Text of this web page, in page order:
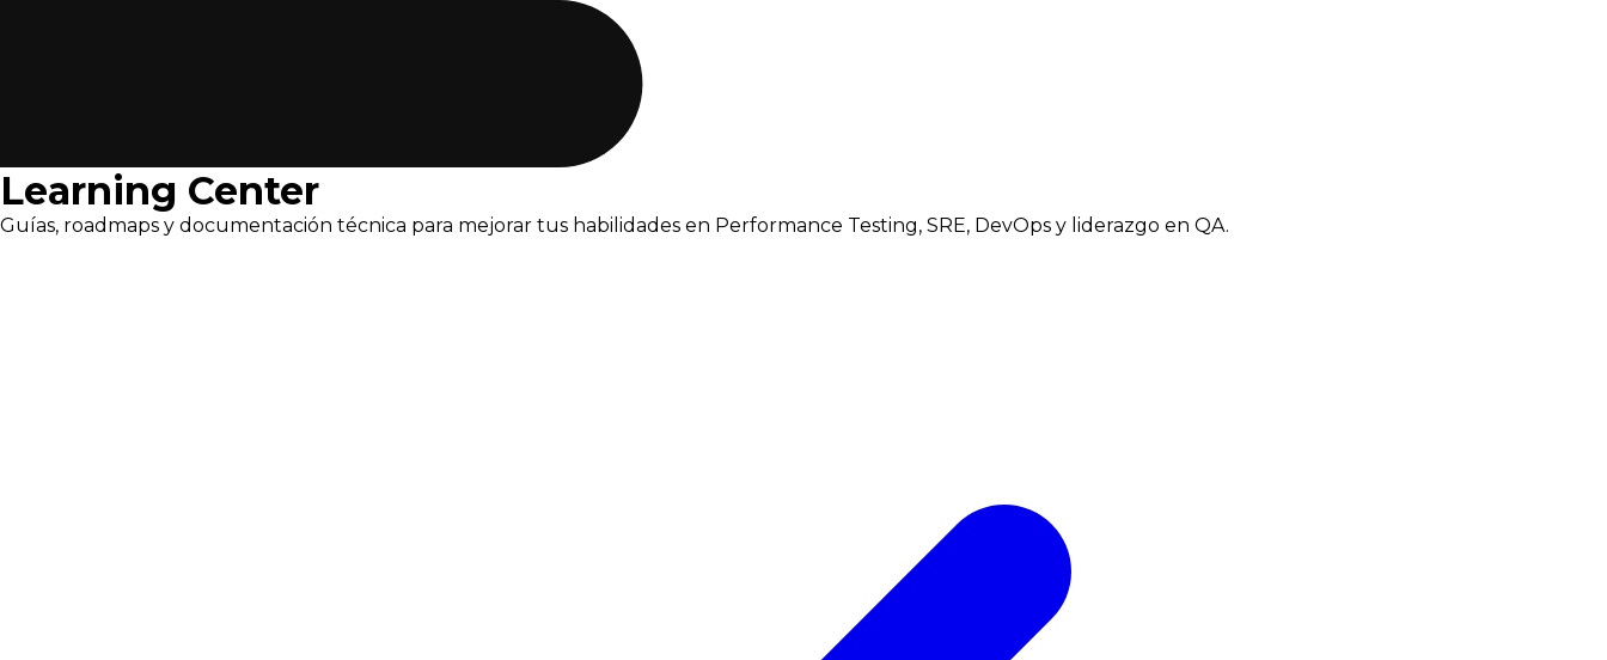
Learning Center
Guías, roadmaps y documentación técnica para mejorar tus habilidades en Performance Testing, SRE, DevOps y liderazgo en QA.